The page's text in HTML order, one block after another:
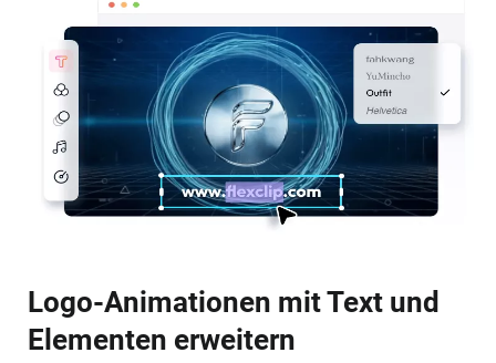
Logo-Animationen mit Text und
Elementen erweitern